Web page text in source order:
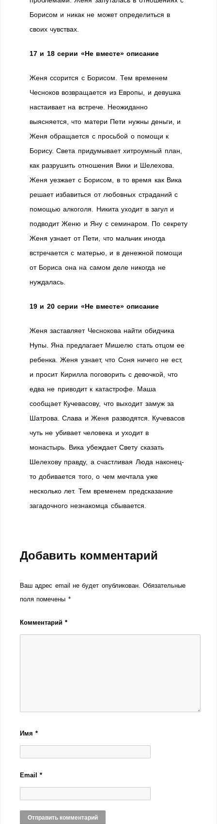
Борисом и никак не может определиться в
своих чувствах.
17 и 18 серии «Не вместе» описание
Женя ссорится с Борисом. Тем временем
Чесноков возвращается из Европы, и девушка
настаивает на встрече. Неожиданно
выясняется, что матери Пети нужны деньги, и
Женя обращается с просьбой о помощи к
Борису. Света придумывает хитроумный план,
как разрушить отношения Вики и Шелехова.
Женя уезжает с Борисом, в то время как Вика
решает избавиться от любовных страданий с
помощью алкоголя. Никита уходит в загул и
подводит Женю и Яну с семинаром. По секрету
Женя узнает от Пети, что мальчик иногда
встречается с матерью, и в денежной помощи
от Бориса она на самом деле никогда не
нуждалась.
19 и 20 серии «Не вместе» описание
Женя заставляет Чеснокова найти обидчика
Нупы. Яна предлагает Мишелю стать отцом ее
ребенка. Женя узнает, что Соня ничего не ест,
и просит Кирилла поговорить с девочкой, что
едва не приводит к катастрофе. Маша
сообщает Кучевасову, что выходит замуж за
Шатрова. Слава и Женя разводятся. Кучевасов
чуть не убивает человека и уходит в
монастырь. Вика убеждает Свету сказать
Шелехову правду, а счастливая Люда наконец-
то добивается того, о чем мечтала уже
несколько лет. Тем временем предсказание
загадочного незнакомца сбывается.
Добавить комментарий
Ваш адрес email не будет опубликован. Обязательные
поля помечены *
Комментарий*
Имя*
Email*